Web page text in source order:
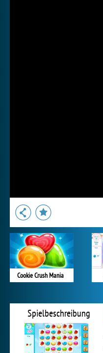
Cookie Crush Mania
Spielbeschreibung